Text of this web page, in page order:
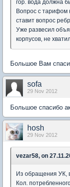
гор. вода должна
Вопрос с тарифом
ставит вопрос
Уже развесил
корпусов, не
Большое Вам
sofa
29 Nov 2012
Большое спасибо
hosh
29 Nov 2012
vezar58, on
Из обращения УК,
Кол.